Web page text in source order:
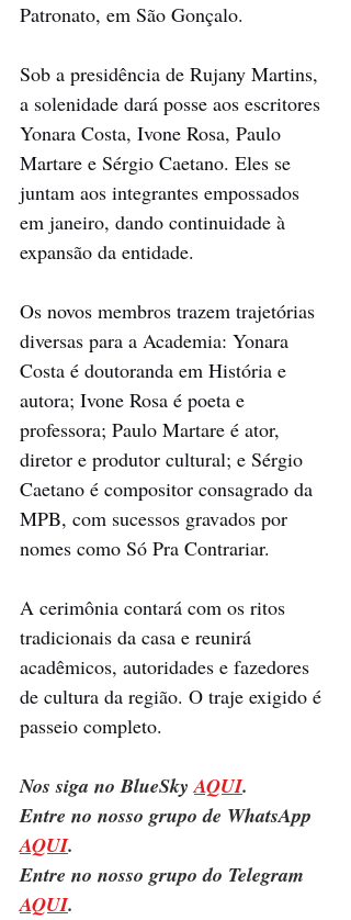
Patronato, em São Gonçalo.
Sob a presidência de Rujany Martins,
a solenidade dará posse aos escritores
Yonara Costa, Ivone Rosa, Paulo
Martare e Sérgio Caetano. Eles se
juntam aos integrantes empossados
em janeiro, dando continuidade à
expansão da entidade.
Os novos membros trazem trajetórias
diversas para a Academia: Yonara
Costa é doutoranda em História e
autora; Ivone Rosa é poeta e
professora; Paulo Martare é ator,
diretor e produtor cultural; e Sérgio
Caetano é compositor consagrado da
MPB, com sucessos gravados por
nomes como Só Pra Contrariar.
A cerimônia contará com os ritos
tradicionais da casa e reunirá
acadêmicos, autoridades e fazedores
de cultura da região. O traje exigido é
passeio completo.
Nos siga no BlueSky AQUI.
Entre no nosso grupo de WhatsApp
AQUI.
Entre no nosso grupo do Telegram
AQUI.